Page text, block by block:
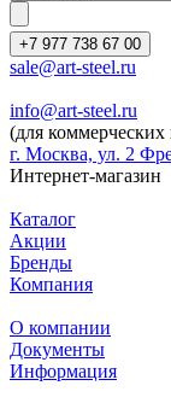
+7 977 738 67 00
sale@art-steel.ru
info@art-steel.ru
(для
г. Москва, ул. 2
Интернет-магазин
Каталог
Акции
Бренды
Компания
О компании
Документы
Информация